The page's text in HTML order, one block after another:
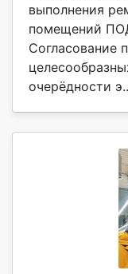
выполнения
помещений
Согласование
очерёдности